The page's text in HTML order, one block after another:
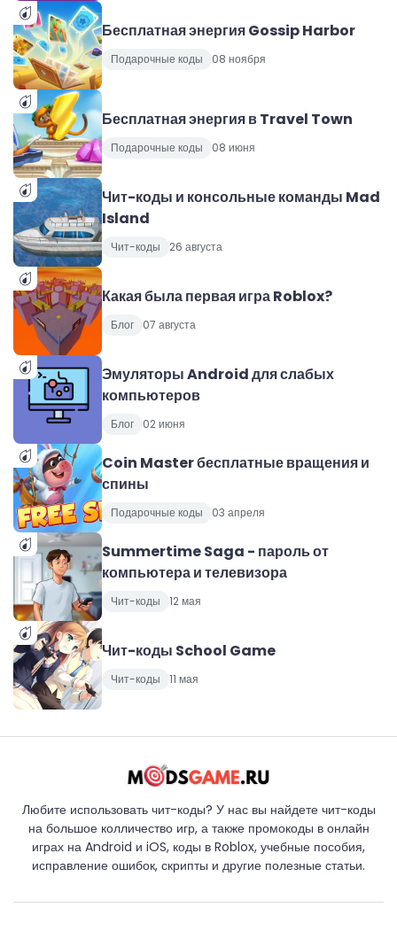
Бесплатная энергия Gossip Harbor
Подарочные коды 08 ноября
Бесплатная энергия в Travel Town
Подарочные коды 08 июня
Чит-коды и консольные команды Mad
Island
Чит-коды 26 августа
Какая была первая игра Roblox?
Блог 07 августа
Эмуляторы Android для слабых
компьютеров
Блог 02 июня
Coin Master бесплатные вращения и
спины
Подарочные коды 03 апреля
Summertime Saga - пароль от
компьютера и телевизора
Чит-коды 12 мая
Чит-коды School Game
Чит-коды 11 мая
Любите использовать чит-коды? У нас вы найдете чит-коды
на большое колличество игр, а также промокоды в онлайн
играх на Android и iOS, коды в Roblox, учебные пособия,
исправление ошибок, скрипты и другие полезные статьи.